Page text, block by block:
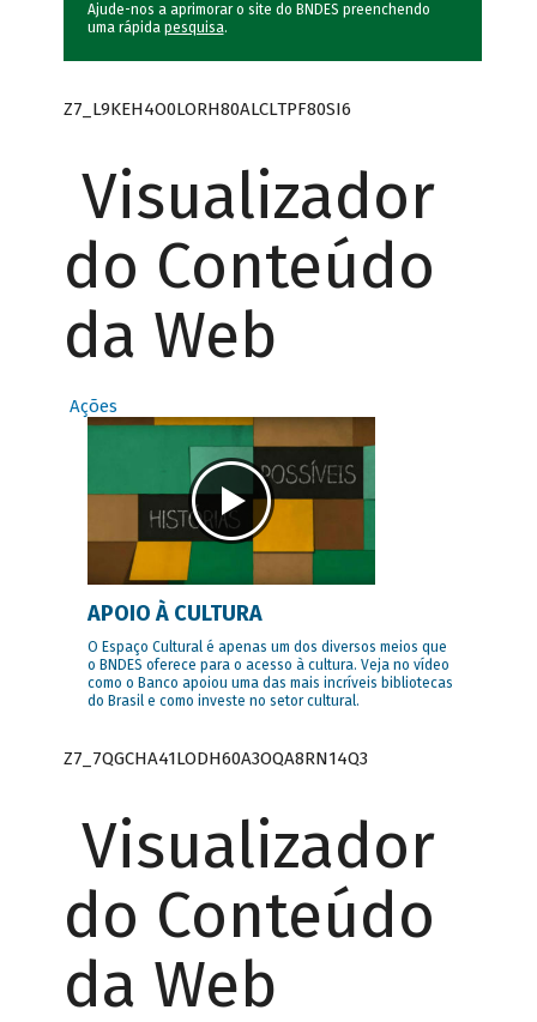
Ajude-nos a aprimorar o site do BNDES preenchendo
uma rápida pesquisa.
Z7_L9KEH4O0LORH80ALCLTPF80SI6
Visualizador
do Conteúdo
da Web
Ações
APOIO À CULTURA
O Espaço Cultural é apenas um dos diversos meios que
o BNDES oferece para o acesso à cultura. Veja no vídeo
como o Banco apoiou uma das mais incríveis bibliotecas
do Brasil e como investe no setor cultural.
Z7_7QGCHA41LODH60A3OQA8RN14Q3
Visualizador
do Conteúdo
da Web